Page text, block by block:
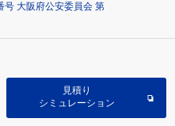
号 大阪府公安委員会 第
見積り
シミュレーション